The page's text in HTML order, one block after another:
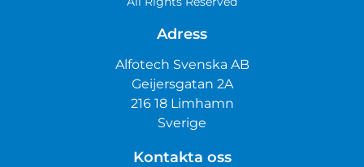
Adress
Alfotech Svenska AB
Geijersgatan 2A
216 18 Limhamn
Sverige
Kontakta oss